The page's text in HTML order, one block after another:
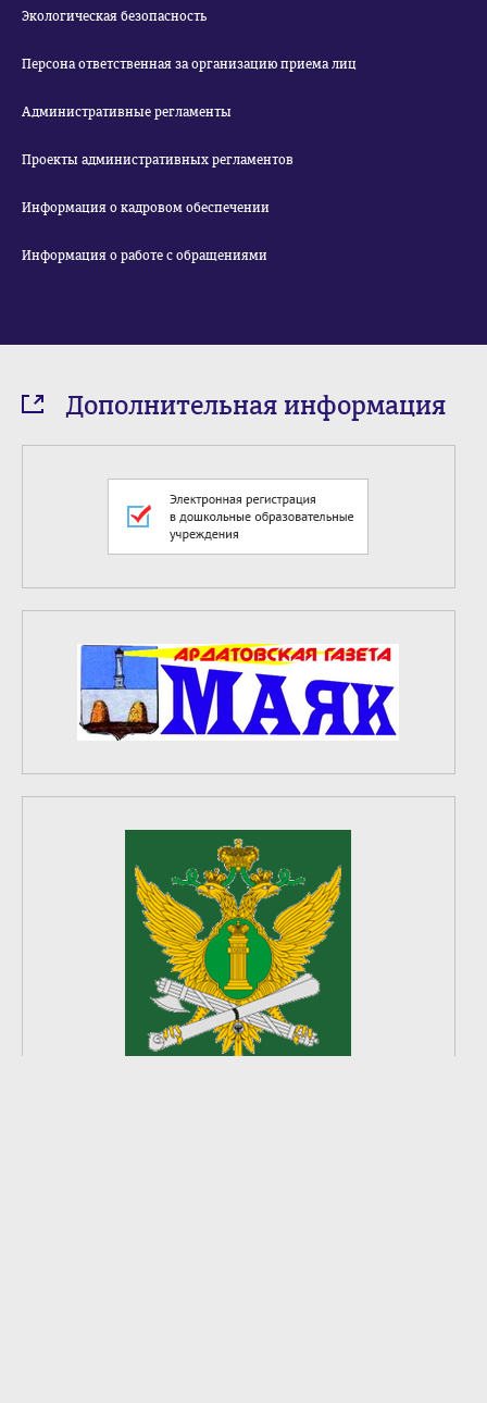
Экологическая безопасность
Персона ответственная за организацию приема лиц
Административные регламенты
Проекты административных регламентов
Информация о кадровом обеспечении
Информация о работе с обращениями
Дополнительная информация